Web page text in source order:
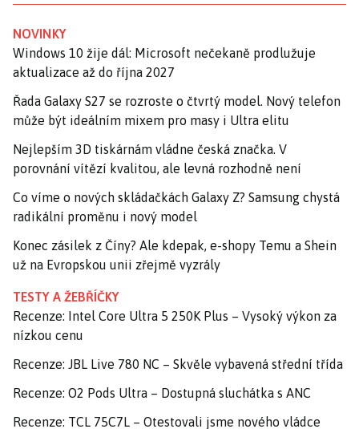
NOVINKY
Windows 10 žije dál: Microsoft nečekaně prodlužuje
aktualizace až do října 2027
Řada Galaxy S27 se rozroste o čtvrtý model. Nový telefon
může být ideálním mixem pro masy i Ultra elitu
Nejlepším 3D tiskárnám vládne česká značka. V
porovnání vítězí kvalitou, ale levná rozhodně není
Co víme o nových skládačkách Galaxy Z? Samsung chystá
radikální proměnu i nový model
Konec zásilek z Číny? Ale kdepak, e-shopy Temu a Shein
už na Evropskou unii zřejmě vyzrály
TESTY A ŽEBŘÍČKY
Recenze: Intel Core Ultra 5 250K Plus – Vysoký výkon za
nízkou cenu
Recenze: JBL Live 780 NC – Skvěle vybavená střední třída
Recenze: O2 Pods Ultra – Dostupná sluchátka s ANC
Recenze: TCL 75C7L – Otestovali jsme nového vládce